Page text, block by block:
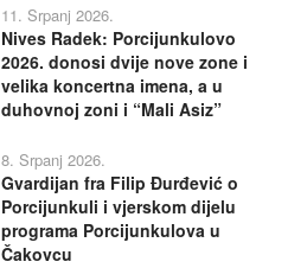
11. Srpanj 2026.
Nives Radek: Porcijunkulovo
2026. donosi dvije nove zone i
velika koncertna imena, a u
duhovnoj zoni i “Mali Asiz”
8. Srpanj 2026.
Gvardijan fra Filip Đurđević o
Porcijunkuli i vjerskom dijelu
programa Porcijunkulova u
Čakovcu